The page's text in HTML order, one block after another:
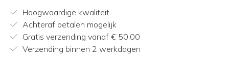
Hoogwaardige kwaliteit
Achteraf betalen mogelijk
Gratis verzending vanaf € 50,00
Verzending binnen 2 werkdagen